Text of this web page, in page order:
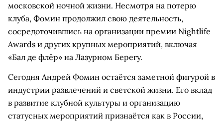
московской ночной жизни. Несмотря на потерю
клуба, Фомин продолжил свою деятельность,
сосредоточившись на организации премии Nightlife
Awards и других крупных мероприятий, включая
«Бал де флёр» на Лазурном Берегу.
Сегодня Андрей Фомин остаётся заметной фигурой в
индустрии развлечений и светской жизни. Его вклад
в развитие клубной культуры и организацию
статусных мероприятий признаётся как в России,